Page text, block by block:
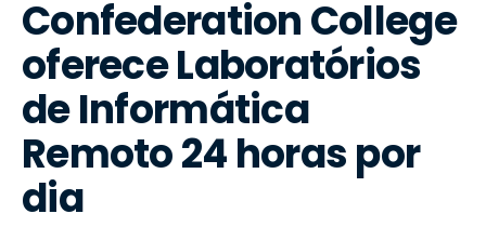
Confederation College
oferece Laboratórios
de Informática
Remoto 24 horas por
dia